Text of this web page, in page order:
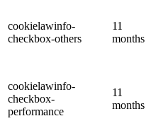
cookielawinfo-
checkbox-others
11
months
cookielawinfo-
checkbox-
performance
11
months